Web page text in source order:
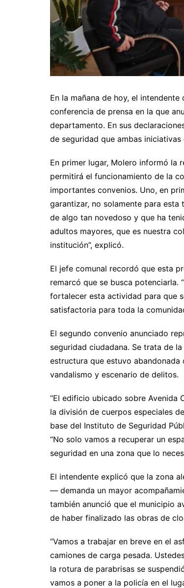
En la mañana de hoy, el
conferencia de prensa en la que
departamento. En sus
de seguridad que ambas
En primer lugar, Molero informó la
permitirá el funcionamiento de la
importantes convenios. Uno, en
garantizar, no solamente para
de algo tan novedoso y que ha
adultos mayores, que es nuestra
institución”, explicó.
El jefe comunal recordó que esta
remarcó que se busca potenciarla.
fortalecer esta actividad para que
satisfactoria para toda la
El segundo convenio anunciado
seguridad ciudadana. Se trata de
estructura que estuvo
vandalismo y escenario de delitos.
“El edificio ubicado sobre Avenida
la división de cuerpos especiales
base del Instituto de Seguridad
“No solo vamos a recuperar un
seguridad en una zona que lo
El intendente explicó que la zona
— demanda un mayor
también anunció que el municipio
de haber finalizado las obras de
“Vamos a trabajar en breve en el
camiones de carga pesada.
la rotura de parabrisas se
vamos a poner a la policía en el